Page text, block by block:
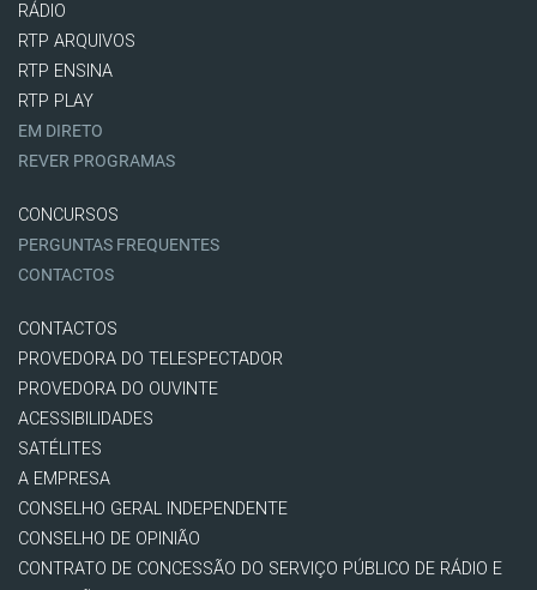
RÁDIO
RTP ARQUIVOS
RTP ENSINA
RTP PLAY
EM DIRETO
REVER PROGRAMAS
CONCURSOS
PERGUNTAS FREQUENTES
CONTACTOS
CONTACTOS
PROVEDORA DO TELESPECTADOR
PROVEDORA DO OUVINTE
ACESSIBILIDADES
SATÉLITES
A EMPRESA
CONSELHO GERAL INDEPENDENTE
CONSELHO DE OPINIÃO
CONTRATO DE CONCESSÃO DO SERVIÇO PÚBLICO DE RÁDIO E